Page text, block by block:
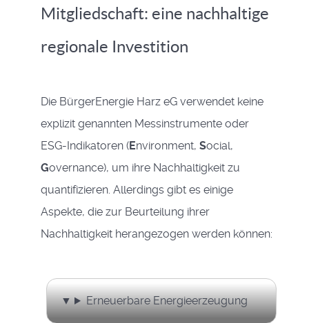
Mitgliedschaft: eine nachhaltige
regionale Investition
Die BürgerEnergie Harz eG verwendet keine
explizit genannten Messinstrumente oder
ESG-Indikatoren (Environment, Social,
Governance), um ihre Nachhaltigkeit zu
quantifizieren. Allerdings gibt es einige
Aspekte, die zur Beurteilung ihrer
Nachhaltigkeit herangezogen werden können:
Erneuerbare Energieerzeugung